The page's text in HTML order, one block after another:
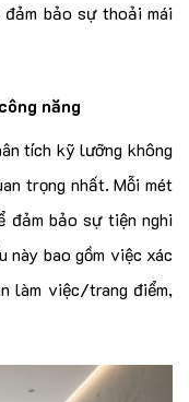
bảo sự thoải mái
năng
tích kỹ lưỡng không
trọng nhất. Mỗi mét
đảm bảo sự tiện nghi
này bao gồm việc xác
làm việc/trang điểm,